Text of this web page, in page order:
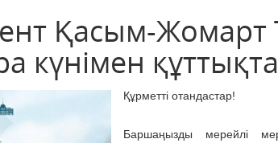
Қасым-Жомарт
күнімен
Құрметті отандастар!
Баршаңызды мерейлі